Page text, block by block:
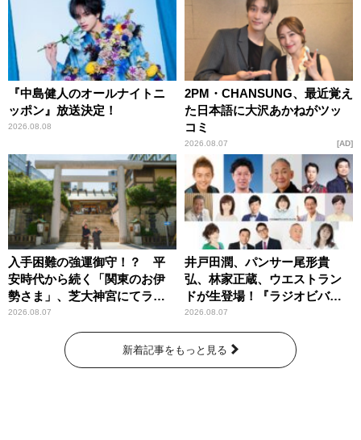
『中島健人のオールナイトニ
ッポン』放送決定！
2026.08.08
2PM・CHANSUNG、最近覚え
た日本語に大沢あかねがツッ
コミ
2026.08.07 AD
入手困難の強運御守！？ 平
安時代から続く「関東のお伊
勢さま」、芝大神宮にてラン
パンプスが合格祈願！
2026.08.07
井戸田潤、パンサー尾形貴
弘、林家正蔵、ウエストラン
ドが生登場！『ラジオビバリ
ー昼ズ』
2026.08.07
新着記事をもっと見る